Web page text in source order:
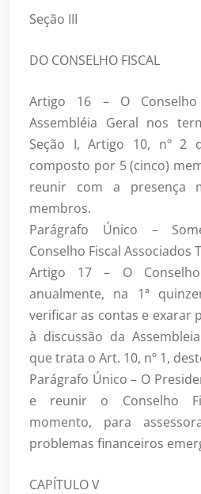
Seção III
DO CONSELHO FISCAL
Artigo 16 – O
Assembléia Geral nos
Seção I, Artigo 10, nº 2
composto por 5 (cinco)
reunir com a presença
membros.
Parágrafo Único –
Conselho Fiscal Associados
Artigo 17 – O Conselho
anualmente, na 1ª
verificar as contas e exarar
à discussão da
que trata o Art. 10, nº 1,
Parágrafo Único – O
e reunir o Conselho
momento, para
problemas financeiros
CAPÍTULO V